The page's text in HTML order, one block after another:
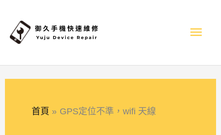
單
首頁 GPS定位不準，wifi 天線